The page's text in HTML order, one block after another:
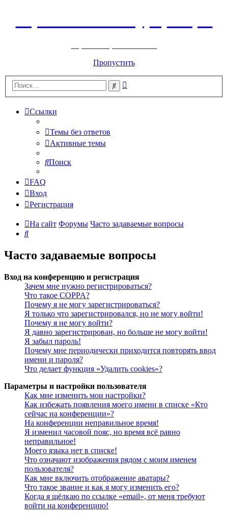
Пропустить
Поиск
Ссылки
Темы без ответов
Активные темы
Поиск
FAQ
Вход
Регистрация
На сайт Форумы Часто задаваемые вопросы
Поиск
Часто задаваемые вопросы
Вход на конференцию и регистрация
Зачем мне нужно регистрироваться?
Что такое COPPA?
Почему я не могу зарегистрироваться?
Я только что зарегистрировался, но не могу войти!
Почему я не могу войти?
Я давно зарегистрирован, но больше не могу войти!
Я забыл пароль!
Почему мне периодически приходится повторять ввод
имени и пароля?
Что делает функция «Удалить cookies»?
Параметры и настройки пользователя
Как мне изменить мои настройки?
Как избежать появления моего имени в списке «Кто
сейчас на конференции»?
На конференции неправильное время!
Я изменил часовой пояс, но время всё равно
неправильное!
Моего языка нет в списке!
Что означают изображения рядом с моим именем
пользователя?
Как мне включить отображение аватары?
Что такое звание и как я могу изменить его?
Когда я щёлкаю по ссылке «email», от меня требуют
войти на конференцию!